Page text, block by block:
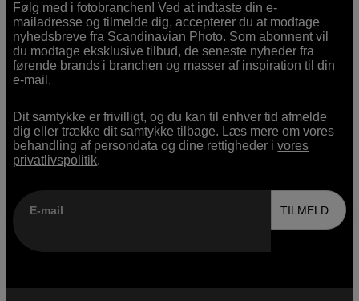
Følg med i fotobranchen! Ved at indtaste din e-
mailadresse og tilmelde dig, accepterer du at modtage
nyhedsbreve fra Scandinavian Photo. Som abonnent vil
du modtage eksklusive tilbud, de seneste nyheder fra
førende brands i branchen og masser af inspiration til din
e-mail.
Dit samtykke er frivilligt, og du kan til enhver tid afmelde
dig eller trække dit samtykke tilbage. Læs mere om vores
behandling af persondata og dine rettigheder ivores
privatlivspolitik.
E-mail TILMELD